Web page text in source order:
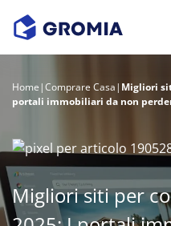
Home |Comprare Casa| Migliori
portali immobiliari da non
Migliori siti per